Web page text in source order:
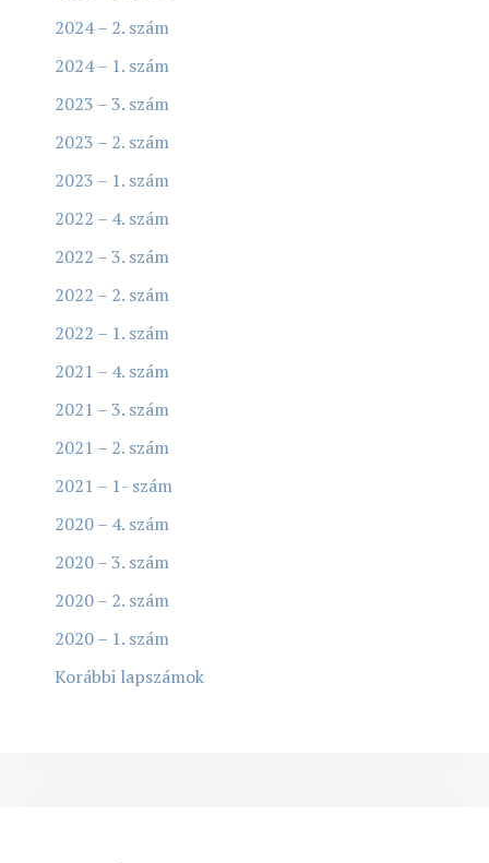
2024 – 2. szám
2024 – 1. szám
2023 – 3. szám
2023 – 2. szám
2023 – 1. szám
2022 – 4. szám
2022 – 3. szám
2022 – 2. szám
2022 – 1. szám
2021 – 4. szám
2021 – 3. szám
2021 – 2. szám
2021 – 1- szám
2020 – 4. szám
2020 – 3. szám
2020 – 2. szám
2020 – 1. szám
Korábbi lapszámok